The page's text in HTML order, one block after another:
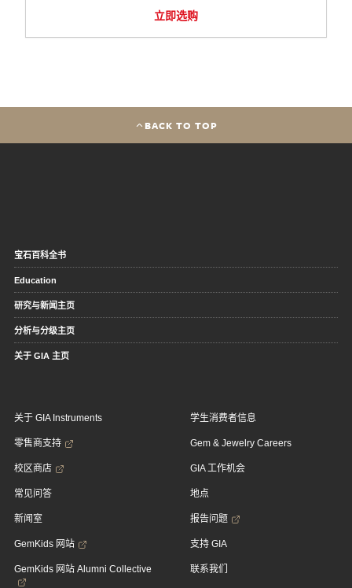
立即选购
BACK TO TOP
宝石百科全书
Education
研究与新闻主页
分析与分级主页
关于 GIA 主页
关于 GIA Instruments
零售商支持
校区商店
常见问答
新闻室
GemKids 网站
GemKids 网站 Alumni Collective
学生消费者信息
Gem & Jewelry Careers
GIA 工作机会
地点
报告问题
支持 GIA
联系我们